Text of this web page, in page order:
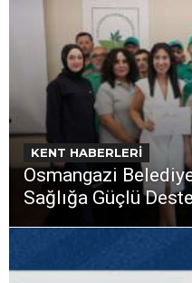
KENT HABERLERİ
Osmangazi
Sağlığa Güçlü